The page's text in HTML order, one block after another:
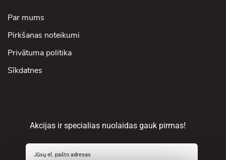
Par mums
Pirkšanas noteikumi
Privātuma politika
Sīkdatnes
Akcijas ir specialias nuolaidas gauk pirmas!